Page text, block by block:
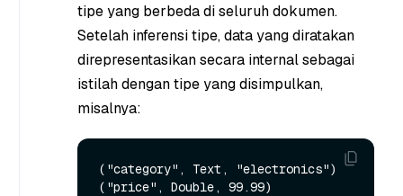
tipe yang berbeda di seluruh dokumen.
Setelah inferensi tipe, data yang diratakan
direpresentasikan secara internal sebagai
istilah dengan tipe yang disimpulkan,
misalnya:
("category", Text, "electronics")
("price", Double, 99.99)